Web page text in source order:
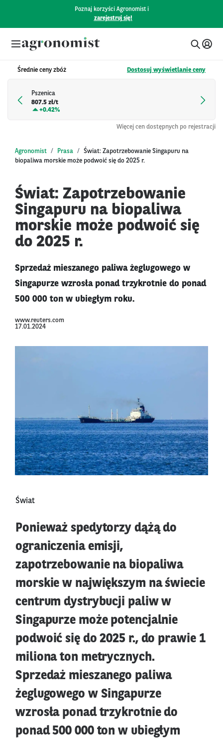
Poznaj korzyści Agronomist i
zarejestruj się!
Średnie ceny zbóż Dostosuj wyświetlanie ceny
Pszenica
807.5 zł/t
+0.42%
Więcej cen dostępnych po rejestracji
Agronomist Prasa
Świat: Zapotrzebowanie Singapuru na
biopaliwa morskie może podwoić się do 2025 r.
Świat: Zapotrzebowanie
Singapuru na biopaliwa
morskie może podwoić się
do 2025 r.
Sprzedaż mieszanego paliwa żeglugowego w
Singapurze wzrosła ponad trzykrotnie do ponad
500 000 ton w ubiegłym roku.
www.reuters.com
17.01.2024
Świat
Ponieważ spedytorzy dążą do
ograniczenia emisji,
zapotrzebowanie na biopaliwa
morskie w największym na świecie
centrum dystrybucji paliw w
Singapurze może potencjalnie
podwoić się do 2025 r., do prawie 1
miliona ton metrycznych.
Sprzedaż mieszanego paliwa
żeglugowego w Singapurze
wzrosła ponad trzykrotnie do
ponad 500 000 ton w ubiegłym